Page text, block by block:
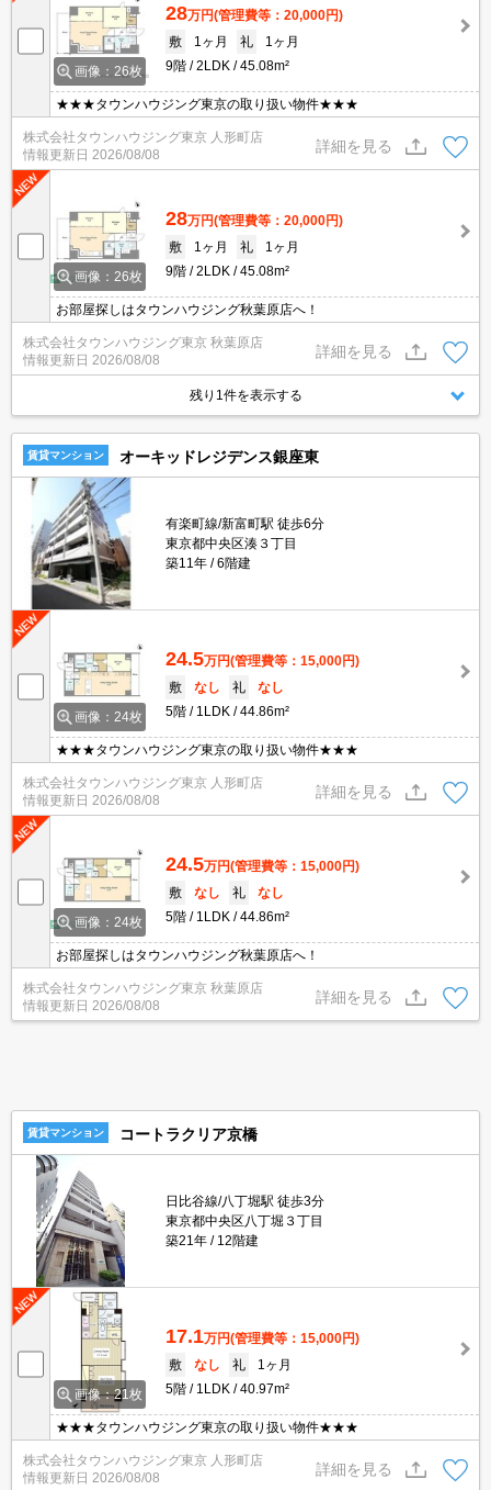
画像：26枚
28万円(管理費等：20,000円)
敷
1ヶ月 礼
1ヶ月
9階
2LDK 45.08m²
★★★タウンハウジング東京の取り扱い物件★★★
株式会社タウンハウジング東京 人形町店
情報更新日 2026/08/08
詳細を見る
画像：26枚
28万円(管理費等：20,000円)
敷
1ヶ月 礼
1ヶ月
9階
2LDK 45.08m²
お部屋探しはタウンハウジング秋葉原店へ！
株式会社タウンハウジング東京 秋葉原店
情報更新日 2026/08/08
詳細を見る
残り1件を表示する
賃貸マンション オーキッドレジデンス銀座東
有楽町線/新富町駅 徒歩6分
東京都中央区湊３丁目
築11年
6階建
画像：24枚
24.5万円(管理費等：15,000円)
敷
なし 礼
なし
5階
1LDK 44.86m²
★★★タウンハウジング東京の取り扱い物件★★★
株式会社タウンハウジング東京 人形町店
情報更新日 2026/08/08
詳細を見る
画像：24枚
24.5万円(管理費等：15,000円)
敷
なし 礼
なし
5階
1LDK 44.86m²
お部屋探しはタウンハウジング秋葉原店へ！
株式会社タウンハウジング東京 秋葉原店
情報更新日 2026/08/08
詳細を見る
賃貸マンション コートラクリア京橋
日比谷線/八丁堀駅 徒歩3分
東京都中央区八丁堀３丁目
築21年
12階建
画像：21枚
17.1万円(管理費等：15,000円)
敷
なし 礼
1ヶ月
5階
1LDK 40.97m²
★★★タウンハウジング東京の取り扱い物件★★★
株式会社タウンハウジング東京 人形町店
情報更新日 2026/08/08
詳細を見る